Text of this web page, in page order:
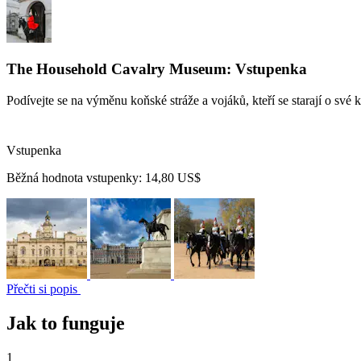
The Household Cavalry Museum: Vstupenka
Podívejte se na výměnu koňské stráže a vojáků, kteří se starají o své
Vstupenka
Běžná hodnota vstupenky: 14,80 US$
Přečti si popis
Jak to funguje
1